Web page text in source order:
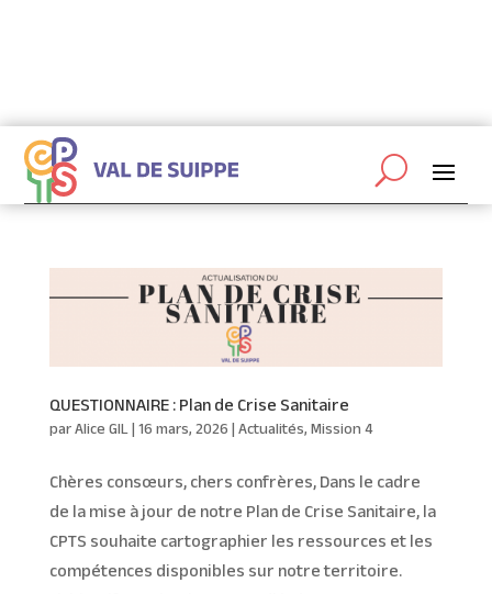
QUESTIONNAIRE : Plan de Crise Sanitaire
parAlice GIL|16 mars, 2026|Actualités,Mission 4
Chères consœurs, chers confrères, Dans le cadre
de la mise à jour de notre Plan de Crise Sanitaire, la
CPTS souhaite cartographier les ressources et les
compétences disponibles sur notre territoire.